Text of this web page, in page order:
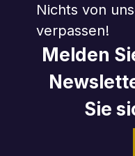
Nichts von
verpassen!
Melden
Sie